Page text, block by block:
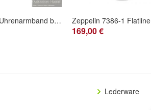
Echt Leder Uhrenarmband braun 18mm 00041 Zeppelin 7386-1 Flatline
169,00 €
Lederware